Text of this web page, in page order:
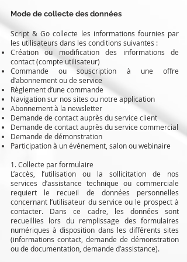
Mode de collecte des données
Script & Go collecte les informations fournies par
les utilisateurs dans les conditions suivantes :
Création ou modification des informations de
contact (compte utilisateur)
Commande ou souscription à une offre
d’abonnement ou de service
Règlement d’une commande
Navigation sur nos sites ou notre application
Abonnement à la newsletter
Demande de contact auprès du service client
Demande de contact auprès du service commercial
Demande de démonstration
Participation à un événement, salon ou webinaire
1. Collecte par formulaire
L’accès, l’utilisation ou la sollicitation de nos
services d’assistance technique ou commerciale
requiert le recueil de données personnelles
concernant l’utilisateur du service ou le prospect à
contacter. Dans ce cadre, les données sont
recueillies lors du remplissage des formulaires
numériques à disposition dans les différents sites
(informations contact, demande de démonstration
ou de documentation, demande d’assistance).